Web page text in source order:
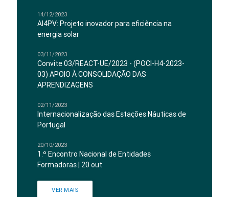
14/12/2023
AI4PV: Projeto inovador para eficiência na
energia solar
03/11/2023
Convite 03/REACT-UE/2023 - (POCI-H4-2023-
03) APOIO À CONSOLIDAÇÃO DAS
APRENDIZAGENS
02/11/2023
Internacionalização das Estações Náuticas de
Portugal
20/10/2023
1.º Encontro Nacional de Entidades
Formadoras | 20 out
VER MAIS